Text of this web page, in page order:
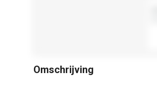
Omschrijving